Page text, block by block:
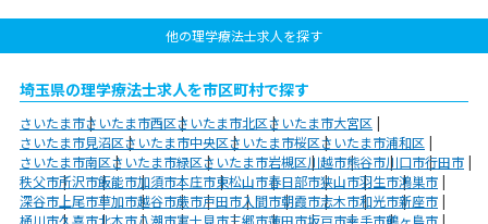
他の理学療法士求人を探す
埼玉県の理学療法士求人を市区町村で探す
さいたま市さいたま市西区さいたま市北区さいたま市大宮区
さいたま市見沼区さいたま市中央区さいたま市桜区さいたま市浦和区
さいたま市南区さいたま市緑区さいたま市岩槻区川越市熊谷市川口市行田市
秩父市所沢市飯能市加須市本庄市東松山市春日部市狭山市羽生市鴻巣市
深谷市 上尾市草加市越谷市蕨市戸田市入間市朝霞市志木市和光市新座市